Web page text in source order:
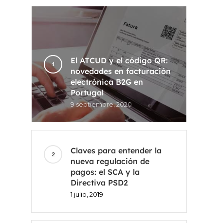
El ATCUD y el código QR:
novedades en facturación
electrónica B2G en
Portugal
9 septiembre, 2020
Claves para entender la
nueva regulación de
pagos: el SCA y la
Directiva PSD2
1 julio, 2019